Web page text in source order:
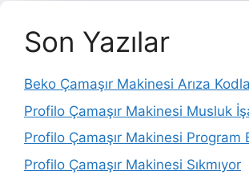
Son Yazılar
Beko Çamaşır Makinesi Arıza
Profilo Çamaşır Makinesi Musluk
Profilo Çamaşır Makinesi Program
Profilo Çamaşır Makinesi Sıkmıyor